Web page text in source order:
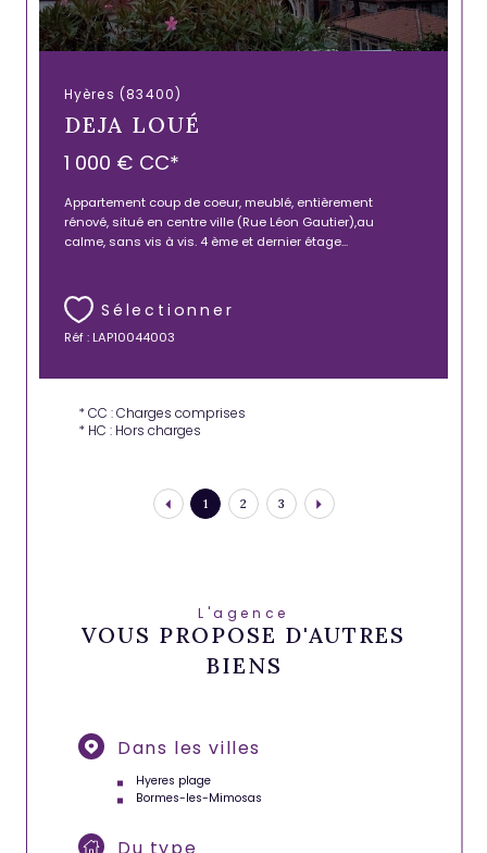
Hyères (83400)
DEJA LOUÉ
1 000 € CC*
Appartement coup de coeur, meublé, entièrement
rénové, situé en centre ville (Rue Léon Gautier),au
calme, sans vis à vis. 4 ème et dernier étage...
Sélectionner
Réf : LAP10044003
* CC : Charges comprises
* HC : Hors charges
1 2 3
L'agence
VOUS PROPOSE D'AUTRES
BIENS
Dans les villes
Hyeres plage
Bormes-les-Mimosas
Du type